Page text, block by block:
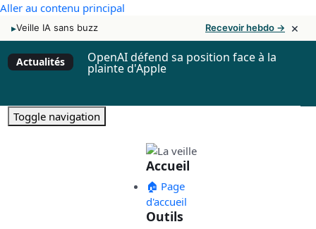
Aller au contenu principal
▸Veille IA sans buzz Recevoir hebdo → ×
Actualités OpenAI défend sa position face à la
plainte d'Apple
Toggle navigation
Accueil
🏠 Page
d'accueil
Outils